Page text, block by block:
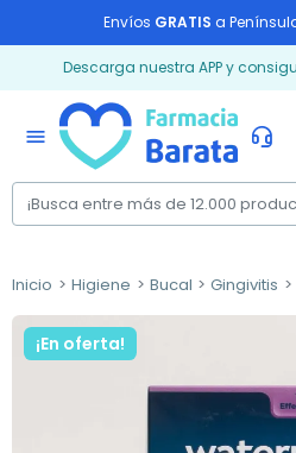
Envíos GRATIS a
Descarga nuestra APP y
menu
Inicio Higiene Bucal Gingivitis
¡En oferta!